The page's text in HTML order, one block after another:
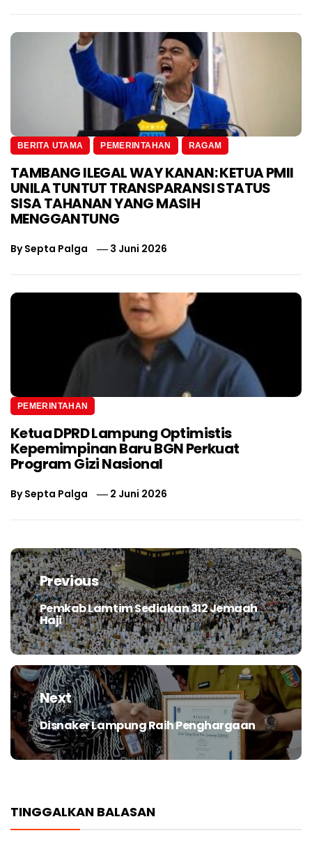
BERITA UTAMA PEMERINTAHAN RAGAM
TAMBANG ILEGAL WAY KANAN: KETUA PMII
UNILA TUNTUT TRANSPARANSI STATUS
SISA TAHANAN YANG MASIH
MENGGANTUNG
BySepta Palga 3 Juni 2026
PEMERINTAHAN
Ketua DPRD Lampung Optimistis
Kepemimpinan Baru BGN Perkuat
Program Gizi Nasional
BySepta Palga 2 Juni 2026
Navigasi
posPrevious
Previous
post:
Pemkab Lamtim Sediakan 312 Jemaah
Haji
Next
Next
post:
Disnaker Lampung Raih Penghargaan
TINGGALKAN BALASAN